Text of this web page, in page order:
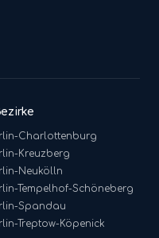
Charlottenburg
Kreuzberg
Neukölln
Tempelhof-Schöneberg
Spandau
Treptow-Köpenick